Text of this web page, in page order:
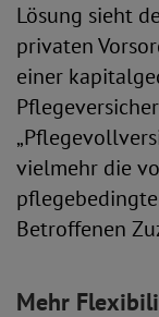
Lösung sieht
privaten
einer
vielmehr die
Betroffenen
Mehr